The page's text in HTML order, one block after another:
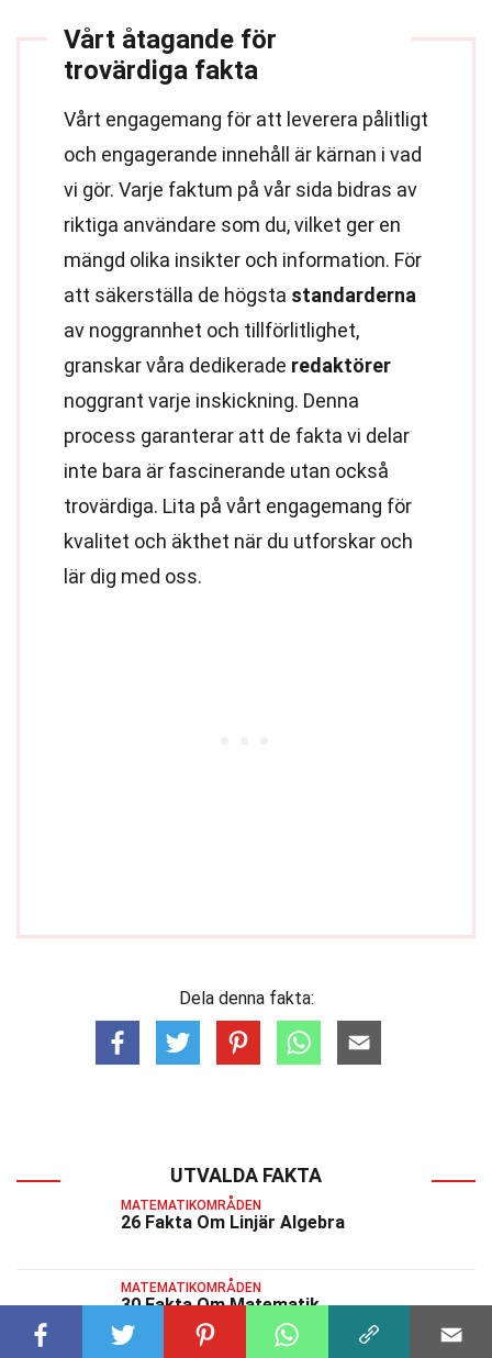
Vårt åtagande för
trovärdiga fakta
Vårt engagemang för att leverera pålitligt
och engagerande innehåll är kärnan i vad
vi gör. Varje faktum på vår sida bidras av
riktiga användare som du, vilket ger en
mängd olika insikter och information. För
att säkerställa de högsta standarderna
av noggrannhet och tillförlitlighet,
granskar våra dedikerade redaktörer
noggrant varje inskickning. Denna
process garanterar att de fakta vi delar
inte bara är fascinerande utan också
trovärdiga. Lita på vårt engagemang för
kvalitet och äkthet när du utforskar och
lär dig med oss.
Dela denna fakta:
UTVALDA FAKTA
MATEMATIKOMRÅDEN
26 Fakta Om Linjär Algebra
MATEMATIKOMRÅDEN
30 Fakta Om Matematik